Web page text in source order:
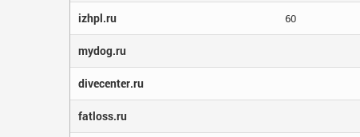
izhpl.ru 60
mydog.ru
divecenter.ru
fatloss.ru